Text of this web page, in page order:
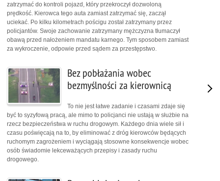
zatrzymać do kontroli pojazd, który przekroczył dozwoloną
prędkość. Kierowca tego auta zamiast zatrzymać się, zaczął
uciekać. Po kilku kilometrach pościgu został zatrzymany przez
policjantów. Swoje zachowanie zatrzymany mężczyzna tłumaczył
obawą przed nałożeniem mandatu karnego. Tym sposobem zamiast
za wykroczenie, odpowie przed sądem za przestępstwo.
Bez pobłażania wobec
bezmyślności za kierownicą
To nie jest łatwe zadanie i czasami zdaje się
być to syzyfową pracą, ale mimo to policjanci nie ustają w służbie na
rzecz bezpieczeństwa w ruchu drogowym. Każdego dnia wiele sił i
czasu poświęcają na to, by eliminować z dróg kierowców będących
ruchomym zagrożeniem i wyciągają stosowne konsekwencje wobec
osób świadomie lekceważących przepisy i zasady ruchu
drogowego.